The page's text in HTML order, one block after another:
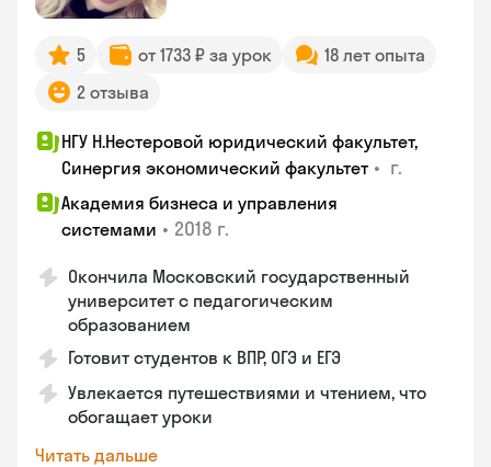
5 от 1733 ₽ за урок
18 лет опыта
2 отзыва
НГУ Н.Нестеровой юридический факультет,
Синергия экономический факультет • г.
Академия бизнеса и управления
системами • 2018 г.
Окончила Московский государственный
университет с педагогическим
образованием
Готовит студентов к ВПР, ОГЭ и ЕГЭ
Увлекается путешествиями и чтением, что
обогащает уроки
Читать дальше